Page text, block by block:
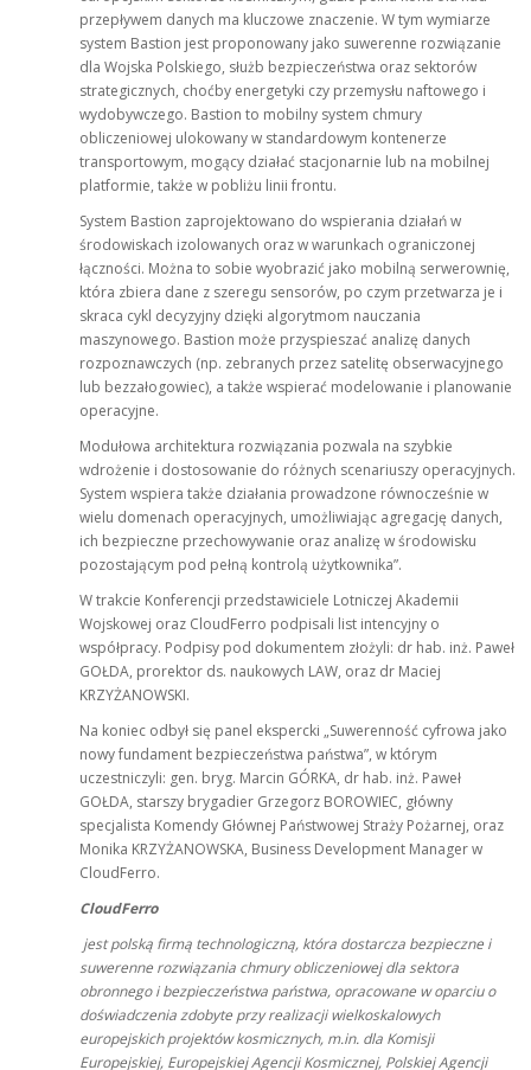
przepływem danych ma kluczowe znaczenie. W tym wymiarze
system Bastion jest proponowany jako suwerenne rozwiązanie
dla Wojska Polskiego, służb bezpieczeństwa oraz sektorów
strategicznych, choćby energetyki czy przemysłu naftowego i
wydobywczego. Bastion to mobilny system chmury
obliczeniowej ulokowany w standardowym kontenerze
transportowym, mogący działać stacjonarnie lub na mobilnej
platformie, także w pobliżu linii frontu.
System Bastion zaprojektowano do wspierania działań w
środowiskach izolowanych oraz w warunkach ograniczonej
łączności. Można to sobie wyobrazić jako mobilną serwerownię,
która zbiera dane z szeregu sensorów, po czym przetwarza je i
skraca cykl decyzyjny dzięki algorytmom nauczania
maszynowego. Bastion może przyspieszać analizę danych
rozpoznawczych (np. zebranych przez satelitę obserwacyjnego
lub bezzałogowiec), a także wspierać modelowanie i planowanie
operacyjne.
Modułowa architektura rozwiązania pozwala na szybkie
wdrożenie i dostosowanie do różnych scenariuszy operacyjnych.
System wspiera także działania prowadzone równocześnie w
wielu domenach operacyjnych, umożliwiając agregację danych,
ich bezpieczne przechowywanie oraz analizę w środowisku
pozostającym pod pełną kontrolą użytkownika”.
W trakcie Konferencji przedstawiciele Lotniczej Akademii
Wojskowej oraz CloudFerro podpisali list intencyjny o
współpracy. Podpisy pod dokumentem złożyli: dr hab. inż. Paweł
GOŁDA, prorektor ds. naukowych LAW, oraz dr Maciej
KRZYŻANOWSKI.
Na koniec odbył się panel ekspercki „Suwerenność cyfrowa jako
nowy fundament bezpieczeństwa państwa”, w którym
uczestniczyli: gen. bryg. Marcin GÓRKA, dr hab. inż. Paweł
GOŁDA, starszy brygadier Grzegorz BOROWIEC, główny
specjalista Komendy Głównej Państwowej Straży Pożarnej, oraz
Monika KRZYŻANOWSKA, Business Development Manager w
CloudFerro.
CloudFerro
jest polską firmą technologiczną, która dostarcza bezpieczne i
suwerenne rozwiązania chmury obliczeniowej dla sektora
obronnego i bezpieczeństwa państwa, opracowane w oparciu o
doświadczenia zdobyte przy realizacji wielkoskalowych
europejskich projektów kosmicznych, m.in. dla Komisji
Europejskiej, Europejskiej Agencji Kosmicznej, Polskiej Agencji